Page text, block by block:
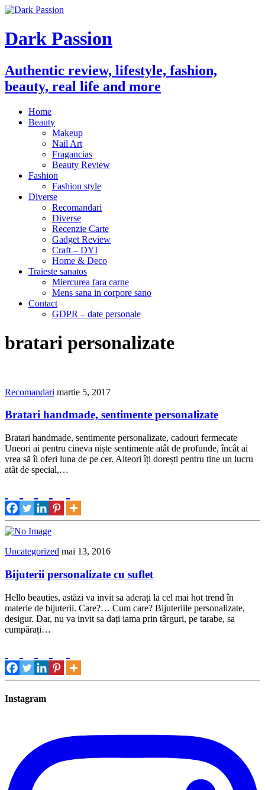
Dark Passion
Authentic review, lifestyle, fashion,
beauty, real life and more
Home
Beauty
Makeup
Nail Art
Fragancias
Beauty Review
Fashion
Fashion style
Diverse
Recomandari
Diverse
Recenzie Carte
Gadget Review
Craft – DYI
Home & Deco
Traieste sanatos
Miercurea fara carne
Mens sana in corpore sano
Contact
GDPR – date personale
bratari personalizate
Recomandari martie 5, 2017
Bratari handmade, sentimente personalizate
Bratari handmade, sentimente personalizate, cadouri fermecate
Uneori ai pentru cineva niște sentimente atât de profunde, încât ai
vrea să îi oferi luna de pe cer. Alteori îți dorești pentru tine un lucru
atât de special,…
Uncategorized mai 13, 2016
Bijuterii personalizate cu suflet
Hello beauties, astăzi va invit sa aderați la cel mai hot trend în
materie de bijuterii. Care?… Cum care? Bijuteriile personalizate,
desigur. Dar, nu va invit sa dați iama prin târguri, pe tarabe, sa
cumpărați…
Instagram